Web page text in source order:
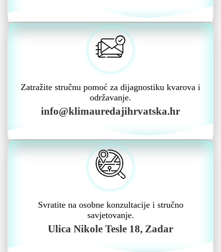
Zatražite stručnu pomoć za dijagnostiku kvarova i
održavanje.
info@klimauredajihrvatska.hr
Svratite na osobne konzultacije i stručno
savjetovanje.
Ulica Nikole Tesle 18, Zadar